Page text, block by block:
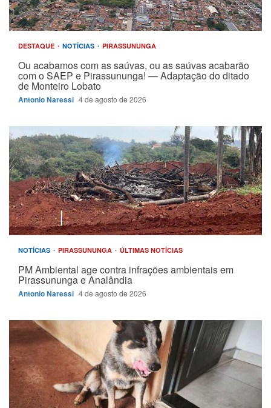
DESTAQUE NOTÍCIAS PIRASSUNUNGA
Ou acabamos com as saúvas, ou as saúvas acabarão
com o SAEP e Pirassununga! — Adaptação do ditado
de Monteiro Lobato
Antonio Naressi 4 de agosto de 2026
NOTÍCIAS PIRASSUNUNGA ÚLTIMAS NOTÍCIAS
PM Ambiental age contra infrações ambientais em
Pirassununga e Analândia
Antonio Naressi 4 de agosto de 2026